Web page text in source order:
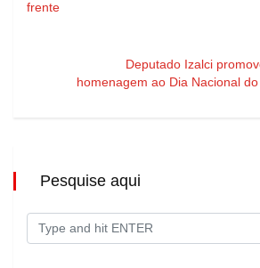
frente
Deputado Izalci
homenagem ao Dia Nacional
Pesquise aqui